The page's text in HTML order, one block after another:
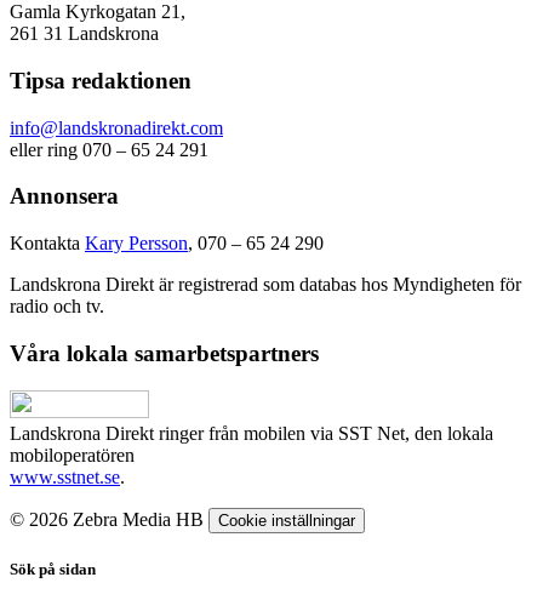
Gamla Kyrkogatan 21,
261 31 Landskrona
Tipsa redaktionen
info@landskronadirekt.com
eller ring 070 – 65 24 291
Annonsera
Kontakta Kary Persson, 070 – 65 24 290
Landskrona Direkt är registrerad som databas hos Myndigheten för
radio och tv.
Våra lokala samarbetspartners
Landskrona Direkt ringer från mobilen via SST Net, den lokala
mobiloperatören
www.sstnet.se.
© 2026 Zebra Media HB Cookie inställningar
Sök på sidan